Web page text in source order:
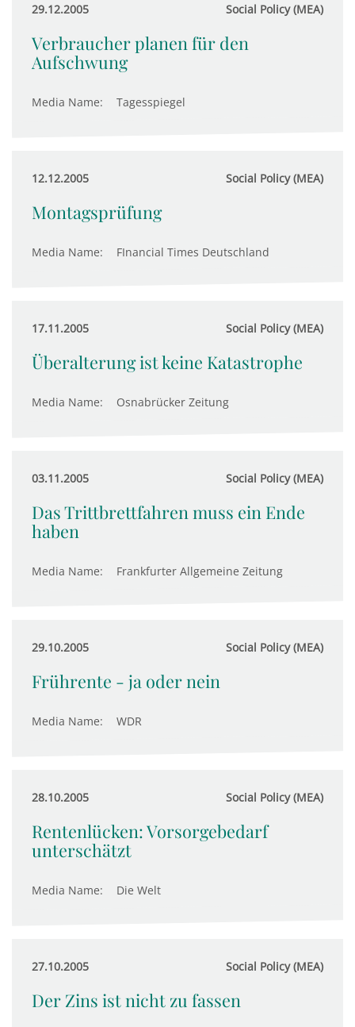
29.12.2005 Social Policy (MEA)
Verbraucher planen für den
Aufschwung
Media Name: Tagesspiegel
12.12.2005 Social Policy (MEA)
Montagsprüfung
Media Name: FInancial Times Deutschland
17.11.2005 Social Policy (MEA)
Überalterung ist keine Katastrophe
Media Name: Osnabrücker Zeitung
03.11.2005 Social Policy (MEA)
Das Trittbrettfahren muss ein Ende
haben
Media Name: Frankfurter Allgemeine Zeitung
29.10.2005 Social Policy (MEA)
Frührente - ja oder nein
Media Name: WDR
28.10.2005 Social Policy (MEA)
Rentenlücken: Vorsorgebedarf
unterschätzt
Media Name: Die Welt
27.10.2005 Social Policy (MEA)
Der Zins ist nicht zu fassen